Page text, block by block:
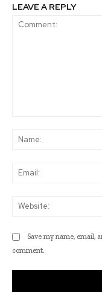
LEAVE A REPLY
Save my name, email,
comment.